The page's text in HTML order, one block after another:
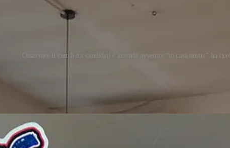
Osservare il match tra candidati e azienda avvenire “in casa nostra” ha
afterwork' a quelle (onestissime) per chi pensa che '
board, lasciando il loro segno e rispondendo live ai temi della